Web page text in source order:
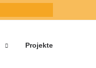
Projekte